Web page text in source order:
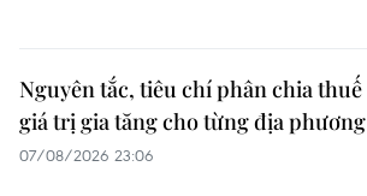
Nguyên tắc, tiêu chí phân chia thuế
giá trị gia tăng cho từng địa phương
07/08/2026 23:06